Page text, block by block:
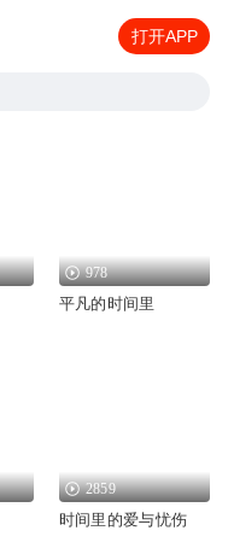
打开APP
978
平凡的时间里
2859
时间里的爱与忧伤